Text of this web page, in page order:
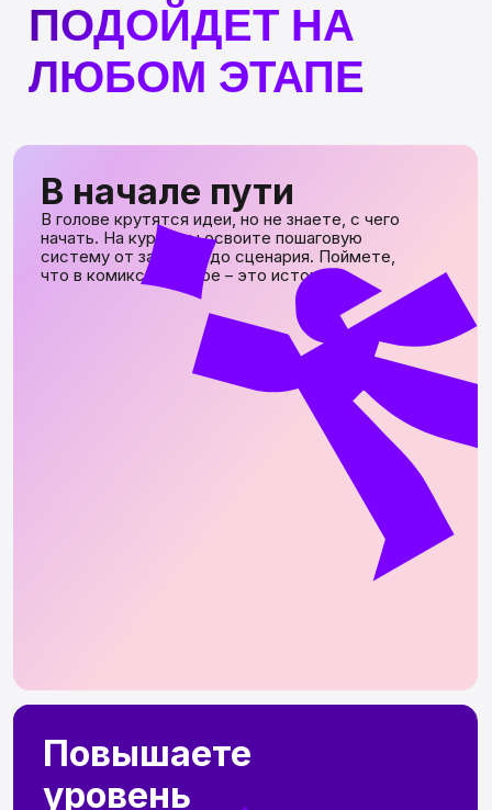
о работе
уверенности. Соберете крутое портфолио
Повышаете
Хочется систематизировать свои знания
и выйти на новый уровень. Получите
разборы своих работ от действующих
экспертов в арт-индустрии